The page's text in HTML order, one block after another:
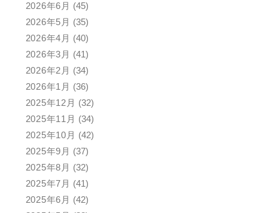
2026年6月 (45)
2026年5月 (35)
2026年4月 (40)
2026年3月 (41)
2026年2月 (34)
2026年1月 (36)
2025年12月 (32)
2025年11月 (34)
2025年10月 (42)
2025年9月 (37)
2025年8月 (32)
2025年7月 (41)
2025年6月 (42)